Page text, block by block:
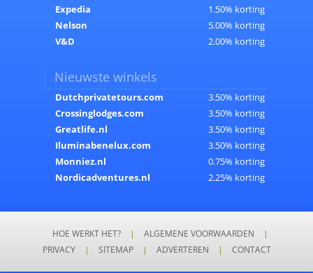
Expedia
1.50% korting
Nelson
5.00% korting
V&D
2.00% korting
Nieuwste winkels
Dutchprivatetours.com
3.50% korting
Crossinglodges.com
3.50% korting
Greatlife.nl
3.50% korting
Iluminabenelux.com
3.50% korting
Monniez.nl
0.75% korting
Nordicadventures.nl
2.25% korting
HOE WERKT HET? | ALGEMENE VOORWAARDEN
|
PRIVACY
| SITEMAP | ADVERTEREN | CONTACT